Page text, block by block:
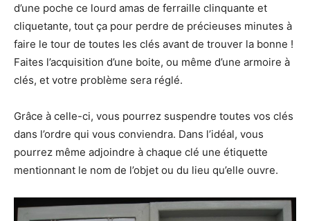
d’une poche ce lourd amas de ferraille clinquante et
cliquetante, tout ça pour perdre de précieuses minutes à
faire le tour de toutes les clés avant de trouver la bonne !
Faites l’acquisition d’une boite, ou même d’une armoire à
clés, et votre problème sera réglé.
Grâce à celle-ci, vous pourrez suspendre toutes vos clés
dans l’ordre qui vous conviendra. Dans l’idéal, vous
pourrez même adjoindre à chaque clé une étiquette
mentionnant le nom de l’objet ou du lieu qu’elle ouvre.